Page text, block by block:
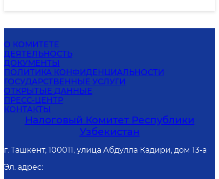
О КОМИТЕТЕ
ДЕЯТЕЛЬНОСТЬ
ДОКУМЕНТЫ
ПОЛИТИКА КОНФИДЕНЦИАЛЬНОСТИ
ГОСУДАРСТВЕННЫЕ УСЛУГИ
ОТКРЫТЫЕ ДАННЫЕ
ПРЕСС-ЦЕНТР
КОНТАКТЫ
Налоговый Комитет Республики
Узбекистан
г. Ташкент, 100011, улица Абдулла Кадири, дом 13-а
Эл. адрес: